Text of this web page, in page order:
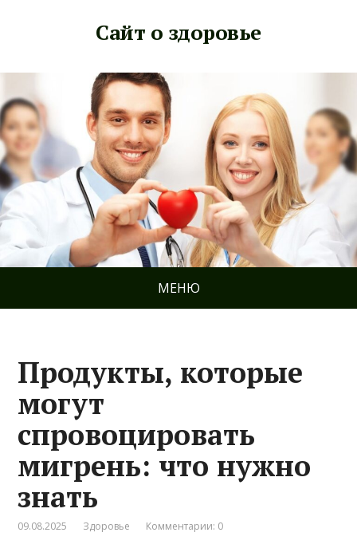
Сайт о здоровье
МЕНЮ
Продукты, которые
могут
спровоцировать
мигрень: что нужно
знать
09.08.2025 Здоровье Комментарии: 0